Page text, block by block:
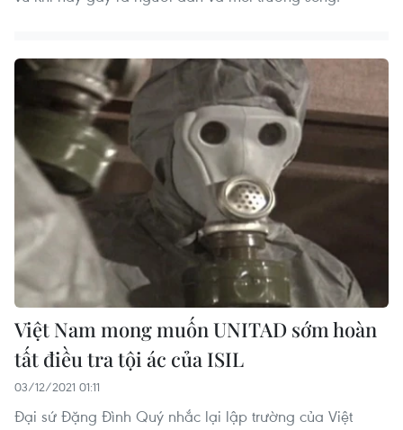
Việt Nam mong muốn UNITAD sớm hoàn
tất điều tra tội ác của ISIL
03/12/2021 01:11
Đại sứ Đặng Đình Quý nhắc lại lập trường của Việt